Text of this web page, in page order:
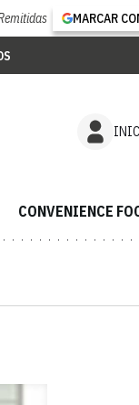
MARCAR
CONVENIENCE